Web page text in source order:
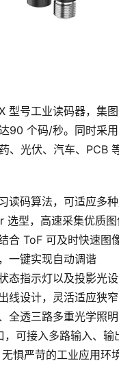
型号工业读码器，集
90 个码/秒。同时采
、光伏、汽车、PCB
读码算法，可适应多
选型，高速采集优质图
合 ToF 可及时快速图
一键实现自动调谐
态指示灯以及投影光
线设计，灵活适应狭
全透三路多重光学照
，可接入多路输入、输
惧严苛的工业应用环